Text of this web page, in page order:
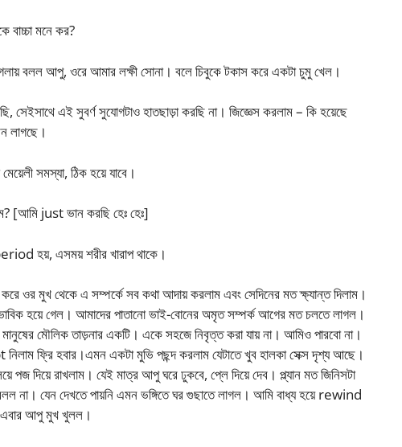
বাচ্চা মনে কর?
বলল আপু, ওরে আমার লক্ষী সোনা। বলে চিবুকে টকাস করে একটা চুমু খেল।
সেইসাথে এই সুবর্ণ সুযোগটাও হাতছাড়া করছি না। জিজ্ঞেস করলাম – কি হয়েছে
লাগছে।
সমস্যা, ঠিক হয়ে যাবে।
[আমি just ভান করছি হেঃ হেঃ]
হয়, এসময় শরীর খারাপ থাকে।
ওর মুখ থেকে এ সম্পর্কে সব কথা আদায় করলাম এবং সেদিনের মত ক্ষ্যান্ত দিলাম।
হয়ে গেল। আমাদের পাতানো ভাই-বোনের অমৃত সম্পর্ক আগের মত চলতে লাগল।
মৌলিক তাড়নার একটি। একে সহজে নিবৃত্ত করা যায় না। আমিও পারবো না।
ফ্রি হবার।এমন একটা মুভি পছন্দ করলাম যেটাতে খুব হালকা সেক্স দৃশ্য আছে।
পজ দিয়ে রাখলাম। যেই মাত্র আপু ঘরে ঢুকবে, প্লে দিয়ে দেব। প্ল্যান মত জিনিসটা
না। যেন দেখতে পায়নি এমন ভঙ্গিতে ঘর গুছাতে লাগল। আমি বাধ্য হয়ে rewind
এবার আপু মুখ খুলল।